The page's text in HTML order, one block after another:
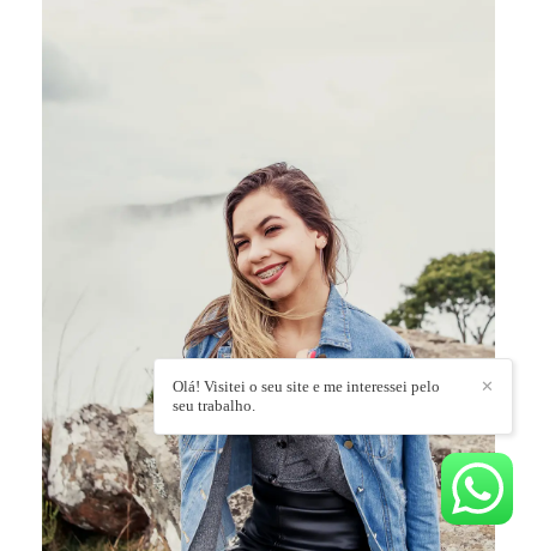
✕
Olá! Visitei o seu site e me interessei pelo
seu trabalho.